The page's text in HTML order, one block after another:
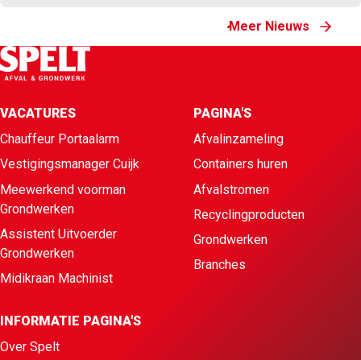
Meer Nieuws
VACATURES
Chauffeur Portaalarm
Vestigingsmanager Cuijk
Meewerkend voorman
Grondwerken
Assistent Uitvoerder
Grondwerken
Midikraan Machinist
PAGINA'S
Afvalinzameling
Containers huren
Afvalstromen
Recyclingproducten
Grondwerken
Branches
INFORMATIE PAGINA'S
Over Spelt